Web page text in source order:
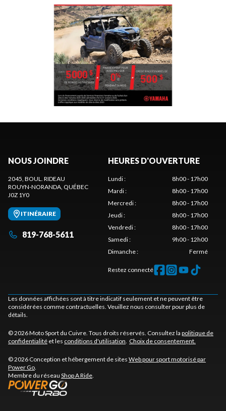
NOUS JOINDRE
2045, BOUL. RIDEAU
ROUYN-NORANDA, QUÉBEC
J0Z 1Y0
ITINÉRAIRE
819-768-5611
HEURES D'OUVERTURE
Lundi:
8h00 - 17h00
Mardi:
8h00 - 17h00
Mercredi:
8h00 - 17h00
Jeudi:
8h00 - 17h00
Vendredi:
8h00 - 17h00
Samedi:
9h00 - 12h00
Dimanche: Fermé
Restez connecté
Les données affichées sont à titre indicatif seulement et ne peuvent être
considérées comme contractuelles. Veuillez nous consulter pour plus de
détails.
© 2026 Moto Sport du Cuivre. Tous droits réservés. Consultez la politique de
confidentialité et les conditions d'utilisation. Choix de consentement.
© 2026 Conception et hébergement de sites Web pour sport motorisé par
Power Go.
Membre du réseau Shop A Ride.